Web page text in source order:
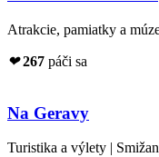
Atrakcie, pamiatky a
❤ 267 páči sa
Na Geravy
Turistika a výlety |